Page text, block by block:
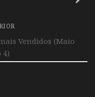
Vendidos (Maio
4)